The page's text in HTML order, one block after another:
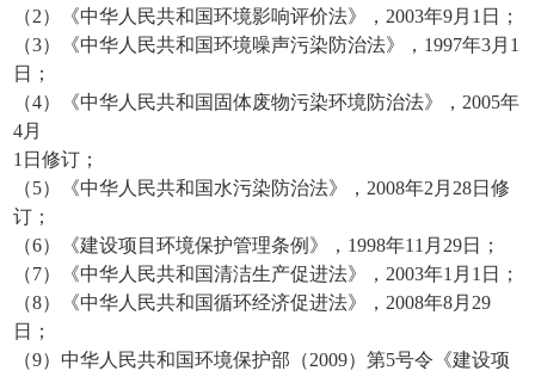
（2）《中华人民共和国环境影响评价法》，2003年9月1日；
（3）《中华人民共和国环境噪声污染防治法》，1997年3月1
日；
（4）《中华人民共和国固体废物污染环境防治法》，2005年
4月
1日修订；
（5）《中华人民共和国水污染防治法》，2008年2月28日修
订；
（6）《建设项目环境保护管理条例》，1998年11月29日；
（7）《中华人民共和国清洁生产促进法》，2003年1月1日；
（8）《中华人民共和国循环经济促进法》，2008年8月29
日；
（9）中华人民共和国环境保护部（2009）第5号令《建设项